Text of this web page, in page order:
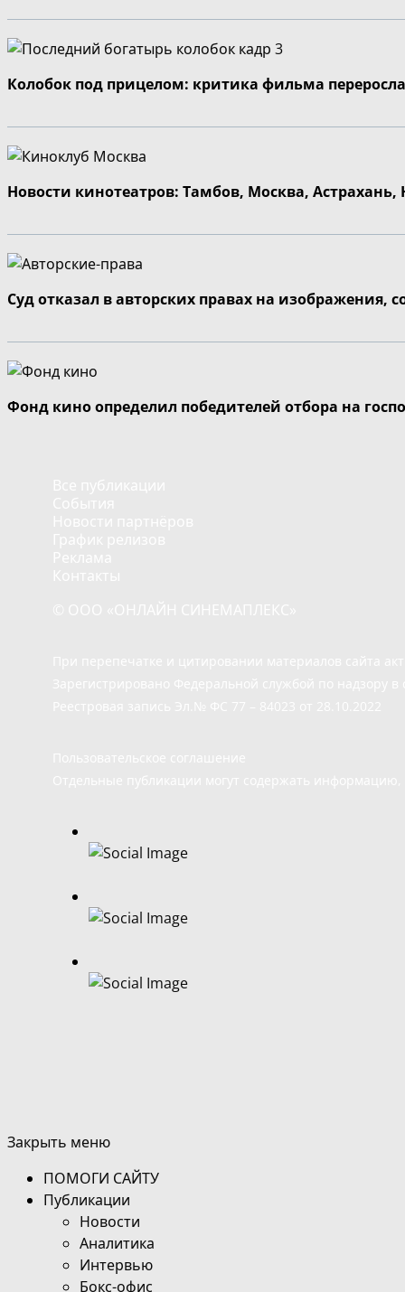
Колобок под прицелом: критика фильма
Новости кинотеатров: Тамбов, Москва,
Суд отказал в авторских правах на изображения,
Фонд кино определил победителей отбора на
Закрыть меню
ПОМОГИ САЙТУ
Публикации
Новости
Аналитика
Интервью
Бокс-офис